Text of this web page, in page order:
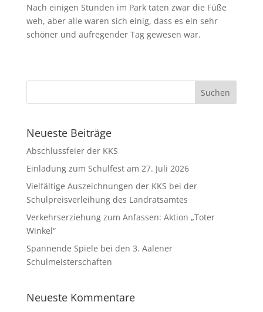
Nach einigen Stunden im Park taten zwar die Füße
weh, aber alle waren sich einig, dass es ein sehr
schöner und aufregender Tag gewesen war.
Neueste Beiträge
Abschlussfeier der KKS
Einladung zum Schulfest am 27. Juli 2026
Vielfältige Auszeichnungen der KKS bei der
Schulpreisverleihung des Landratsamtes
Verkehrserziehung zum Anfassen: Aktion „Toter
Winkel“
Spannende Spiele bei den 3. Aalener
Schulmeisterschaften
Neueste Kommentare